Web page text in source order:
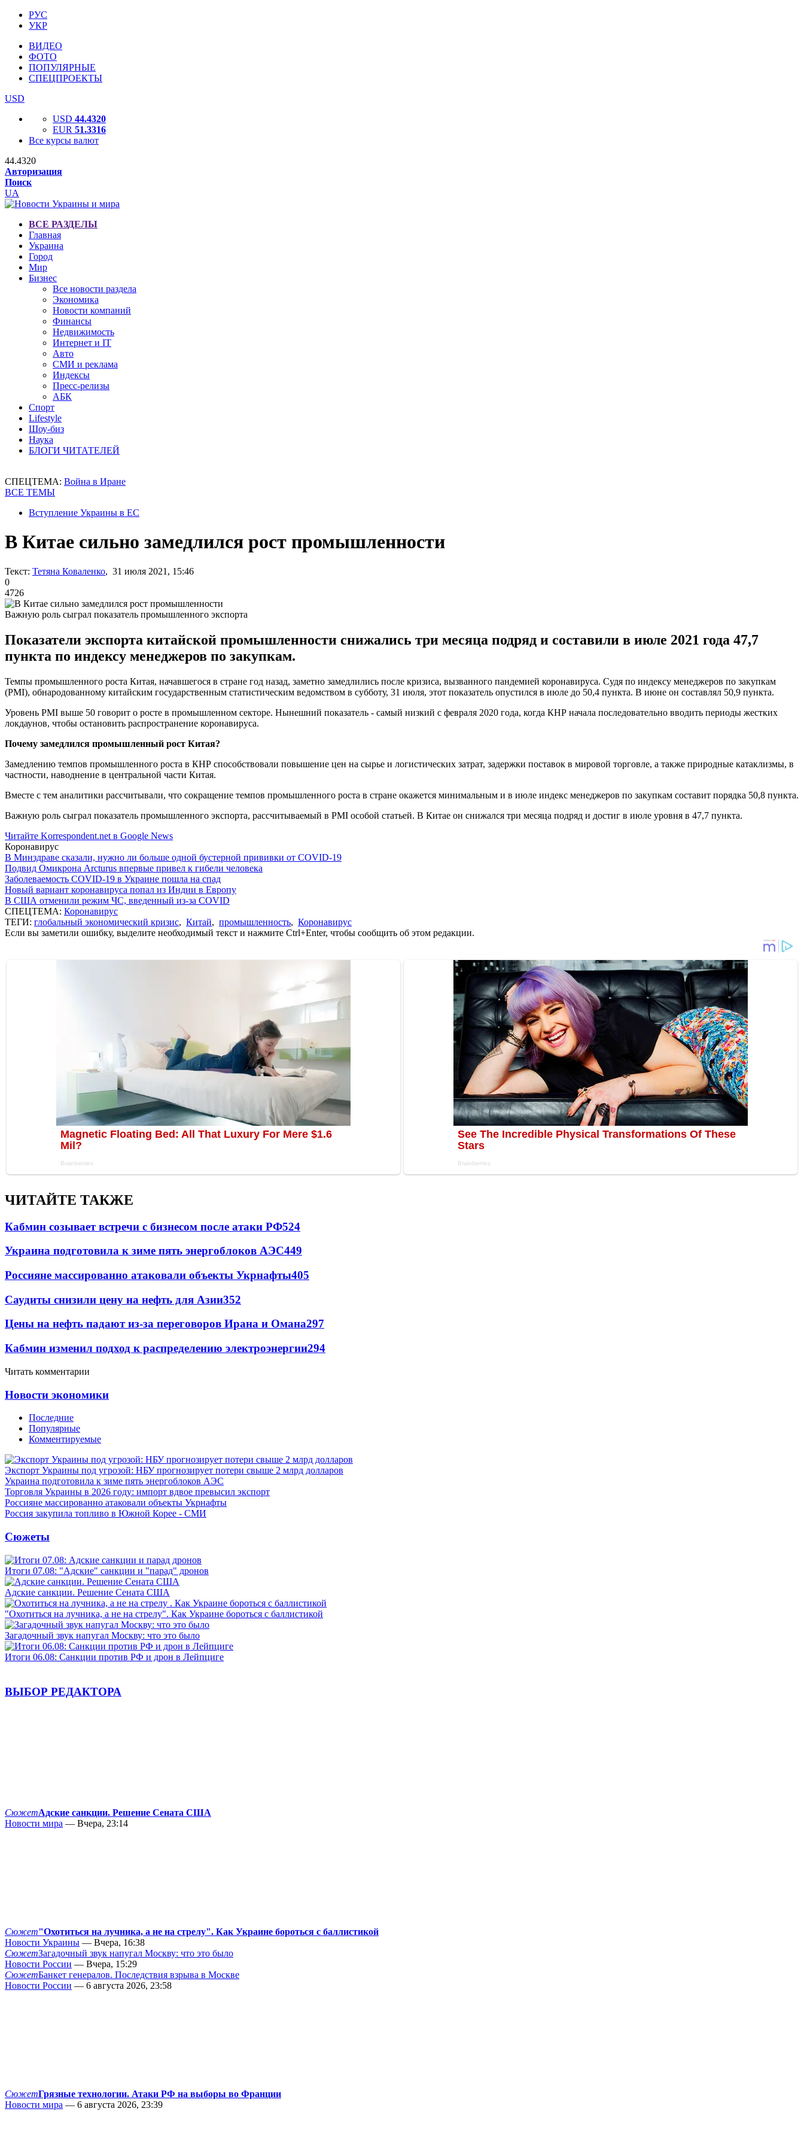
РУС
УКР
ВИДЕО
ФОТО
ПОПУЛЯРНЫЕ
СПЕЦПРОЕКТЫ
USD
USD 44.4320
EUR 51.3316
Все курсы валют
44.4320
Авторизация
Поиск
UA
ВСЕ РАЗДЕЛЫ
Главная
Украина
Город
Мир
Бизнес
Все новости раздела
Экономика
Новости компаний
Финансы
Недвижимость
Интернет и IT
Авто
СМИ и реклама
Индексы
Пресс-релизы
АБК
Спорт
Lifestyle
Шоу-биз
Наука
БЛОГИ ЧИТАТЕЛЕЙ
СПЕЦТЕМА: Война в Иране
ВСЕ ТЕМЫ
Вступление Украины в ЕС
В Китае сильно замедлился рост промышленности
Текст: Тетяна Коваленко, 31 июля 2021, 15:46
0
4726
Важную роль сыграл показатель промышленного экспорта
Показатели экспорта китайской промышленности снижались три месяца подряд и составили в июле 2021 года 47,7
пункта по индексу менеджеров по закупкам.
Темпы промышленного роста Китая, начавшегося в стране год назад, заметно замедлились после кризиса, вызванного пандемией коронавируса. Судя по индексу менеджеров по закупкам
(PMI), обнародованному китайским государственным статистическим ведомством в субботу, 31 июля, этот показатель опустился в июле до 50,4 пункта. В июне он составлял 50,9 пункта.
Уровень PMI выше 50 говорит о росте в промышленном секторе. Нынешний показатель - самый низкий с февраля 2020 года, когда КНР начала последовательно вводить периоды жестких
локдаунов, чтобы остановить распространение коронавируса.
Почему замедлился промышленный рост Китая?
Замедлению темпов промышленного роста в КНР способствовали повышение цен на сырье и логистических затрат, задержки поставок в мировой торговле, а также природные катаклизмы, в
частности, наводнение в центральной части Китая.
Вместе с тем аналитики рассчитывали, что сокращение темпов промышленного роста в стране окажется минимальным и в июле индекс менеджеров по закупкам составит порядка 50,8 пункта.
Важную роль сыграл показатель промышленного экспорта, рассчитываемый в PMI особой статьей. В Китае он снижался три месяца подряд и достиг в июле уровня в 47,7 пункта.
Читайте Korrespondent.net в Google News
Коронавирус
В Минздраве сказали, нужно ли больше одной бустерной прививки от COVID-19
Подвид Омикрона Arcturus впервые привел к гибели человека
Заболеваемость COVID-19 в Украине пошла на спад
Новый вариант коронавируса попал из Индии в Европу
В США отменили режим ЧС, введенный из-за COVID
СПЕЦТЕМА: Коронавирус
ТЕГИ: глобальный экономический кризис, Китай, промышленность, Коронавирус
Если вы заметили ошибку, выделите необходимый текст и нажмите Ctrl+Enter, чтобы сообщить об этом редакции.
ЧИТАЙТЕ ТАКЖЕ
Кабмин созывает встречи с бизнесом после атаки РФ524
Украина подготовила к зиме пять энергоблоков АЭС449
Россияне массированно атаковали объекты Укрнафты405
Саудиты снизили цену на нефть для Азии352
Цены на нефть падают из-за переговоров Ирана и Омана297
Кабмин изменил подход к распределению электроэнергии294
Читать комментарии
Новости экономики
Последние
Популярные
Комментируемые
Экспорт Украины под угрозой: НБУ прогнозирует потери свыше 2 млрд долларов
Украина подготовила к зиме пять энергоблоков АЭС
Торговля Украины в 2026 году: импорт вдвое превысил экспорт
Россияне массированно атаковали объекты Укрнафты
Россия закупила топливо в Южной Корее - СМИ
Сюжеты
Итоги 07.08: "Адские" санкции и "парад" дронов
Адские санкции. Решение Сената США
"Охотиться на лучника, а не на стрелу". Как Украине бороться с баллистикой
Загадочный звук напугал Москву: что это было
Итоги 06.08: Санкции против РФ и дрон в Лейпциге
ВЫБОР РЕДАКТОРА
СюжетАдские санкции. Решение Сената США
Новости мира — Вчера, 23:14
Сюжет"Охотиться на лучника, а не на стрелу". Как Украине бороться с баллистикой
Новости Украины — Вчера, 16:38
СюжетЗагадочный звук напугал Москву: что это было
Новости России — Вчера, 15:29
СюжетБанкет генералов. Последствия взрыва в Москве
Новости России — 6 августа 2026, 23:58
СюжетГрязные технологии. Атаки РФ на выборы во Франции
Новости мира — 6 августа 2026, 23:39